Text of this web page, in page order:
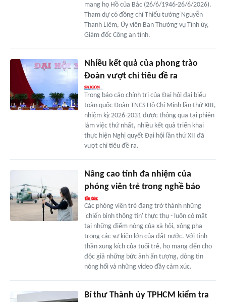
mang họ Hồ của Bác (26/6/1946-26/6/2026).
Tham dự có đồng chí Thiếu tướng Nguyễn
Thanh Liêm, Ủy viên Ban Thường vụ Tỉnh ủy,
Giám đốc Công an tỉnh.
Nhiều kết quả của phong trào
Đoàn vượt chỉ tiêu đề ra
Trong báo cáo chính trị của Đại hội đại biểu
toàn quốc Đoàn TNCS Hồ Chí Minh lần thứ XIII,
nhiệm kỳ 2026-2031 được thông qua tại phiên
làm việc thứ nhất, nhiều kết quả triển khai
thực hiện Nghị quyết Đại hội lần thứ XII đã
vượt chỉ tiêu đề ra.
Nâng cao tính đa nhiệm của
phóng viên trẻ trong nghề báo
Các phóng viên trẻ đang trở thành những
'chiến binh thông tin' thực thụ - luôn có mặt
tại những điểm nóng của xã hội, xông pha
trong các sự kiện lớn của đất nước. Với tinh
thần xung kích của tuổi trẻ, họ mang đến cho
độc giả những bức ảnh ấn tượng, dòng tin
nóng hổi và những video đầy cảm xúc.
Bí thư Thành ủy TPHCM kiểm tra